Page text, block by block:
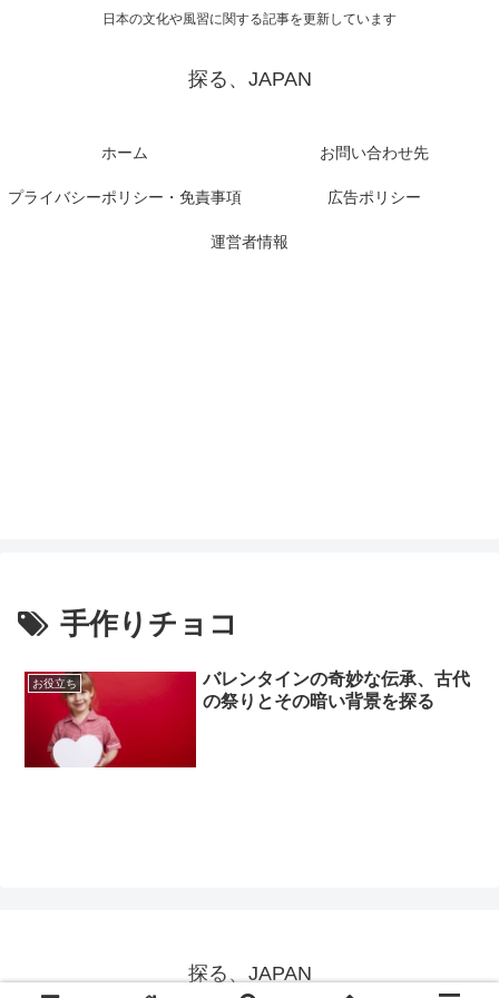
日本の文化や風習に関する記事を更新しています
探る、JAPAN
ホーム お問い合わせ先
プライバシーポリシー・免責事項 広告ポリシー
運営者情報
手作りチョコ
お役立ち
バレンタインの奇妙な伝承、古代
の祭りとその暗い背景を探る
探る、JAPAN